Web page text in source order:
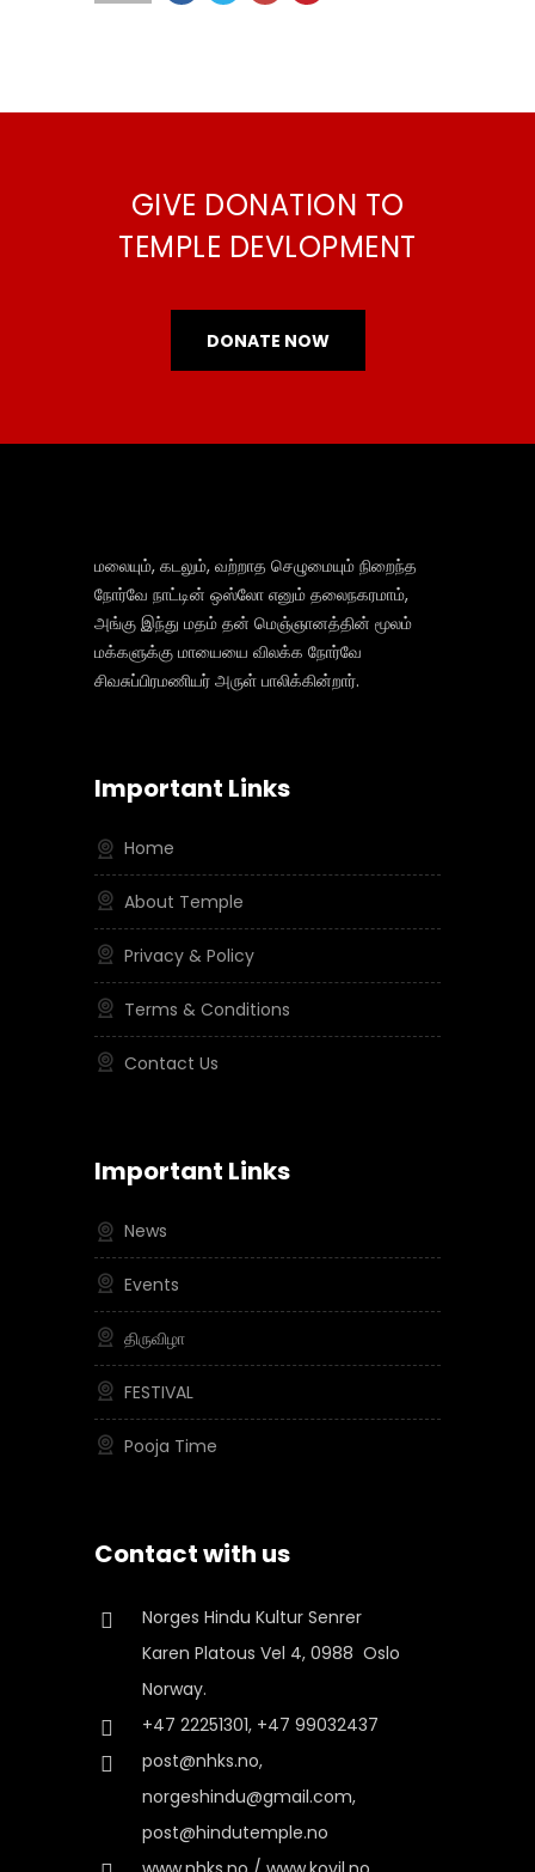
GIVE DONATION TO
TEMPLE DEVLOPMENT
DONATE NOW
மலையும், கடலும், வற்றாத செழுமையும் நிறைந்த
நோர்வே நாட்டின் ஒஸ்லோ எனும் தலைநகரமாம்,
அங்கு இந்து மதம் தன் மெஞ்ஞானத்தின் மூலம்
மக்களுக்கு மாயையை விலக்க நோர்வே
சிவசுப்பிரமணியர் அருள் பாலிக்கின்றார்.
Important Links
Home
About Temple
Privacy & Policy
Terms & Conditions
Contact Us
Important Links
News
Events
திருவிழா
FESTIVAL
Pooja Time
Contact with us
Norges Hindu Kultur Senrer
Karen Platous Vel 4, 0988 Oslo
Norway.
+47 22251301, +47 99032437
post@nhks.no,
norgeshindu@gmail.com,
post@hindutemple.no